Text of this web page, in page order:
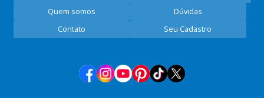
Quem somos
Dúvidas
Contato
Seu Cadastro